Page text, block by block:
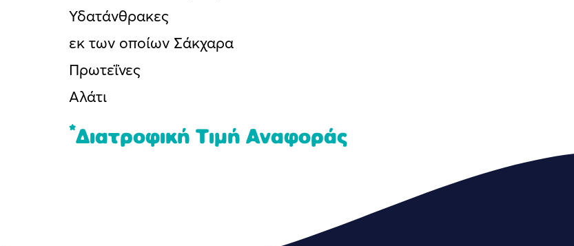
Υδατάνθρακες
εκ των οποίων Σάκχαρα
Πρωτεΐνες
Αλάτι
*Διατροφική Τιμή Αναφοράς